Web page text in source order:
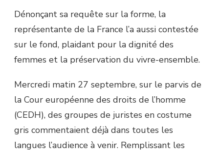
Dénonçant sa requête sur la forme, la
représentante de la France l’a aussi contestée
sur le fond, plaidant pour la dignité des
femmes et la préservation du vivre-ensemble.
Mercredi matin 27 septembre, sur le parvis de
la Cour européenne des droits de l’homme
(CEDH), des groupes de juristes en costume
gris commentaient déjà dans toutes les
langues l’audience à venir. Remplissant les